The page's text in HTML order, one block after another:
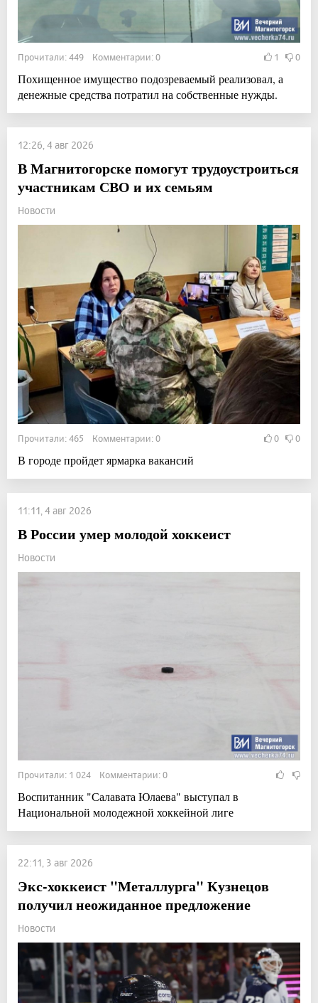
Прочитали: 449 Комментарии: 0 1 0
Похищенное имущество подозреваемый реализовал, а
денежные средства потратил на собственные нужды.
12:26, 4 авг 2026
В Магнитогорске помогут трудоустроиться
участникам СВО и их семьям
Новости
Прочитали: 465 Комментарии: 0 0 0
В городе пройдет ярмарка вакансий
11:11, 4 авг 2026
В России умер молодой хоккеист
Новости
Прочитали: 1 024 Комментарии: 0
Воспитанник "Салавата Юлаева" выступал в
Национальной молодежной хоккейной лиге
22:11, 3 авг 2026
Экс-хоккеист "Металлурга" Кузнецов
получил неожиданное предложение
Новости